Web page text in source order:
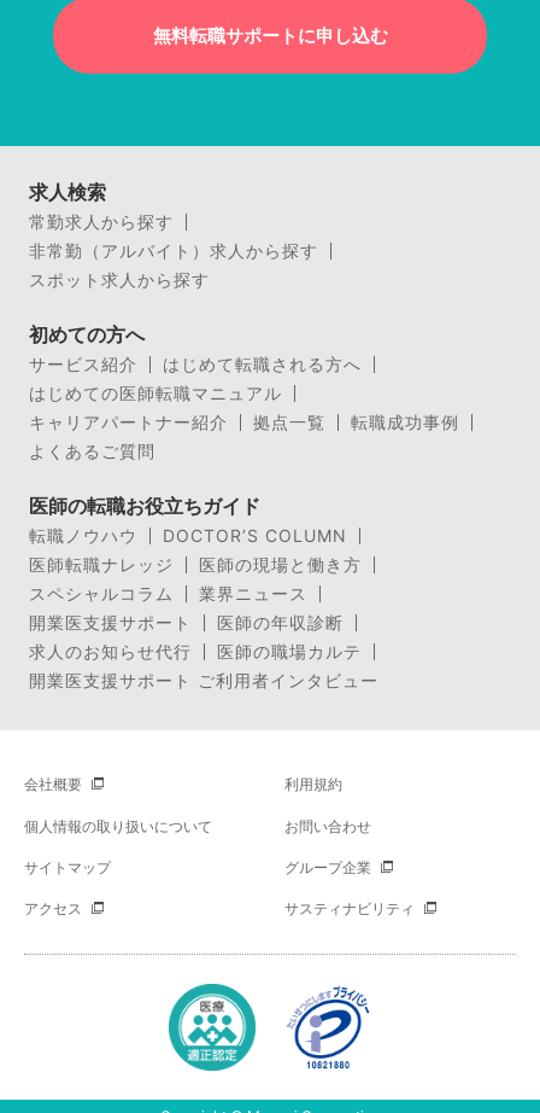
無料転職サポートに申し込む
求人検索
常勤求人から探す
非常勤（アルバイト）求人から探す
スポット求人から探す
初めての方へ
サービス紹介
はじめて転職される方へ
はじめての医師転職マニュアル
キャリアパートナー紹介
拠点一覧
転職成功事例
よくあるご質問
医師の転職お役立ちガイド
転職ノウハウ
DOCTOR’S COLUMN
医師転職ナレッジ
医師の現場と働き方
スペシャルコラム
業界ニュース
開業医支援サポート
医師の年収診断
求人のお知らせ代行
医師の職場カルテ
開業医支援サポート ご利用者インタビュー
会社概要 利用規約
個人情報の取り扱いについて お問い合わせ
サイトマップ グループ企業
アクセス サスティナビリティ